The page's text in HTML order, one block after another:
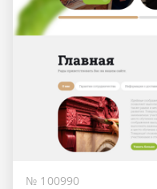
№ 100990